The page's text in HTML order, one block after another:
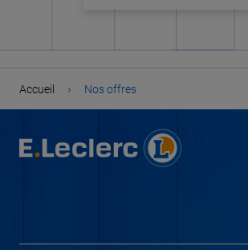
Accueil › Nos offres